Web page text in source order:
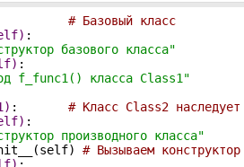
# Базовый класс
:
базового класса"
:
f_func1() класса Class1"
:
# Класс Class2
:
производного класса"
# Вызываем